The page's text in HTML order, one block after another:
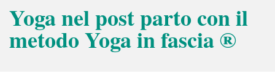
Yoga nel post parto con il
metodo Yoga in fascia ®